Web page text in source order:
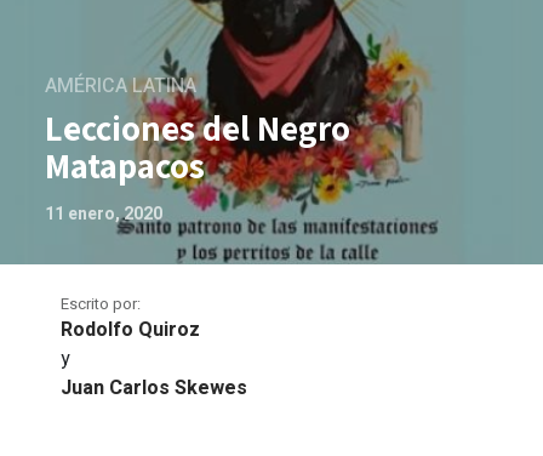
AMÉRICA LATINA
Lecciones del Negro
Matapacos
11 enero, 2020
Escrito por:
Rodolfo Quiroz
y
Juan Carlos Skewes